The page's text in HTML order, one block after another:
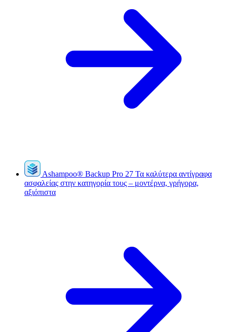
Ashampoo® Backup Pro 27 Τα καλύτερα αντίγραφα
ασφαλείας στην κατηγορία τους – μοντέρνα, γρήγορα,
αξιόπιστα